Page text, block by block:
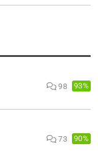
98 93%
73 90%